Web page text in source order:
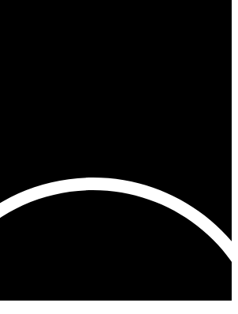
деньги